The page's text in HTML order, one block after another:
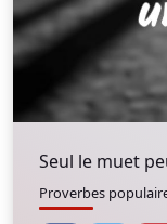
Seul le muet
Proverbes